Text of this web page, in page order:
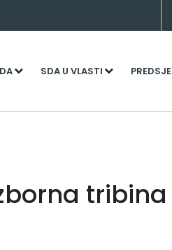
SDA U VLASTI
tribina